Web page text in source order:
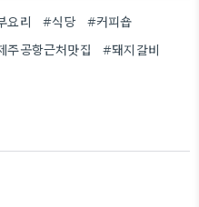
요리 #식당
#커피숍
주공항근처맛집
#돼지갈비